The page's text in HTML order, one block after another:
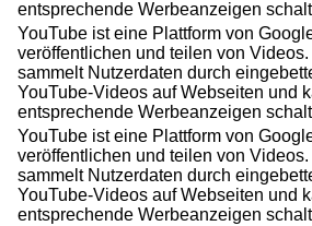
entsprechende Werbeanzeigen
YouTube ist eine Plattform von
veröffentlichen und teilen von
sammelt Nutzerdaten durch
YouTube-Videos auf Webseiten und
entsprechende Werbeanzeigen
YouTube ist eine Plattform von
veröffentlichen und teilen von
sammelt Nutzerdaten durch
YouTube-Videos auf Webseiten und
entsprechende Werbeanzeigen